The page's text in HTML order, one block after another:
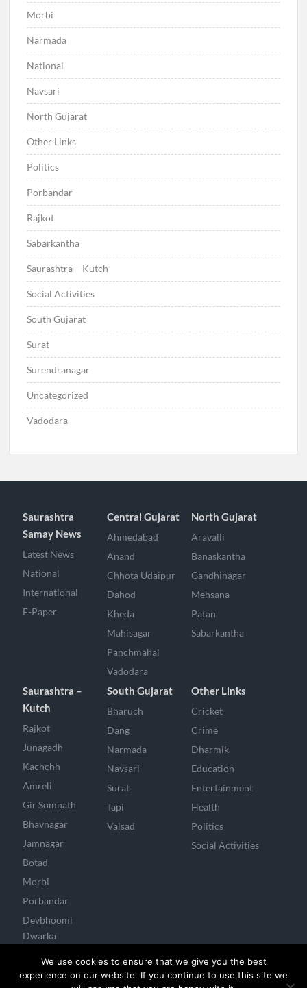
Morbi
Narmada
National
Navsari
North Gujarat
Other Links
Politics
Porbandar
Rajkot
Sabarkantha
Saurashtra – Kutch
Social Activities
South Gujarat
Surat
Surendranagar
Uncategorized
Vadodara
Saurashtra
Samay News
Latest News
National
International
E-Paper
Central Gujarat
Ahmedabad
Anand
Chhota Udaipur
Dahod
Kheda
Mahisagar
Panchmahal
Vadodara
North Gujarat
Aravalli
Banaskantha
Gandhinagar
Mehsana
Patan
Sabarkantha
Saurashtra –
Kutch
Rajkot
Junagadh
Kachchh
Amreli
Gir Somnath
Bhavnagar
Jamnagar
Botad
Morbi
Porbandar
Devbhoomi
Dwarka
South Gujarat
Bharuch
Dang
Narmada
Navsari
Surat
Tapi
Valsad
Other Links
Cricket
Crime
Dharmik
Education
Entertainment
Health
Politics
Social Activities
We use cookies to ensure that we give you the best
experience on our website. If you continue to use this site we